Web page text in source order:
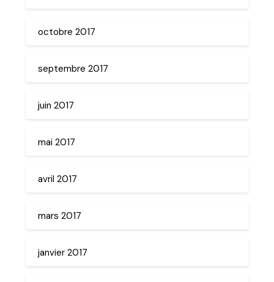
octobre 2017
septembre 2017
juin 2017
mai 2017
avril 2017
mars 2017
janvier 2017